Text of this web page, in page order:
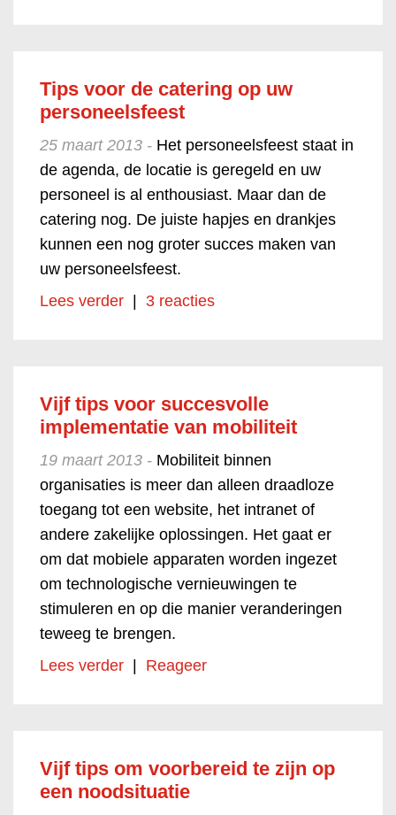
Tips voor de catering op uw
personeelsfeest
25 maart 2013 - Het personeelsfeest staat in
de agenda, de locatie is geregeld en uw
personeel is al enthousiast. Maar dan de
catering nog. De juiste hapjes en drankjes
kunnen een nog groter succes maken van
uw personeelsfeest.
Lees verder
3 reacties
Vijf tips voor succesvolle
implementatie van mobiliteit
19 maart 2013 - Mobiliteit binnen
organisaties is meer dan alleen draadloze
toegang tot een website, het intranet of
andere zakelijke oplossingen. Het gaat er
om dat mobiele apparaten worden ingezet
om technologische vernieuwingen te
stimuleren en op die manier veranderingen
teweeg te brengen.
Lees verder
Reageer
Vijf tips om voorbereid te zijn op
een noodsituatie